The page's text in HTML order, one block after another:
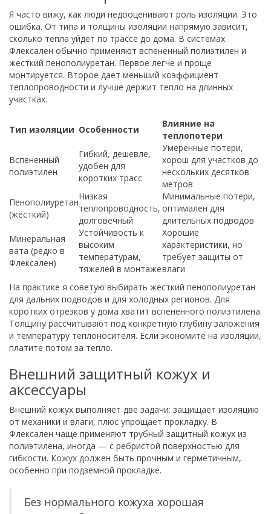
Я часто вижу, как люди недооценивают роль изоляции. Это
ошибка. От типа и толщины изоляции напрямую зависит,
сколько тепла уйдёт по трассе до дома. В системах
Флексален обычно применяют вспененный полиэтилен и
жесткий пенополиуретан. Первое легче и проще
монтируется. Второе дает меньший коэффициент
теплопроводности и лучше держит тепло на длинных
участках.
Тип изоляции Особенности
Влияние на
теплопотери
Вспененный
полиэтилен
Гибкий, дешевле,
удобен для
коротких трасс
Умеренные потери,
хорош для участков до
нескольких десятков
метров
Пенополиуретан
(жёсткий)
Низкая
теплопроводность,
долговечный
Минимальные потери,
оптимален для
длительных подводов
Минеральная
вата (редко в
Флексален)
Устойчивость к
высоким
температурам,
тяжелей в монтаже
Хорошие
характеристики, но
требует защиты от
влаги
На практике я советую выбирать жесткий пенополиуретан
для дальних подводов и для холодных регионов. Для
коротких отрезков у дома хватит вспененного полиэтилена.
Толщину рассчитывают под конкретную глубину заложения
и температуру теплоносителя. Если экономите на изоляции,
платите потом за тепло.
Внешний защитный кожух и
аксессуары
Внешний кожух выполняет две задачи: защищает изоляцию
от механики и влаги, плюс упрощает прокладку. В
Флексален чаще применяют трубный защитный кожух из
полиэтилена, иногда — с ребристой поверхностью для
гибкости. Кожух должен быть прочным и герметичным,
особенно при подземной прокладке.
Без нормального кожуха хорошая